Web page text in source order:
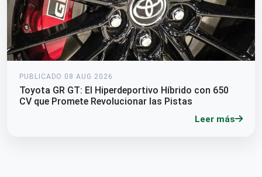
PUBLICADO 08 AUG 2026
Toyota GR GT: El Hiperdeportivo Híbrido con 650
CV que Promete Revolucionar las Pistas
Leer más